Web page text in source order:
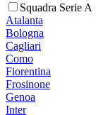
Squadra Serie A
Atalanta
Bologna
Cagliari
Como
Fiorentina
Frosinone
Genoa
Inter